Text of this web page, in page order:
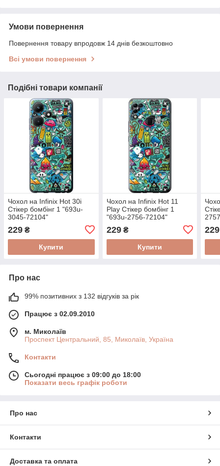
Умови повернення
Повернення товару впродовж 14 днів безкоштовно
Всі умови повернення
Подібні товари компанії
Чохол на Infinix Hot 30i
Стікер бомбінг 1 "693u-
3045-72104"
229 ₴
Купити
Чохол на Infinix Hot 11
Play Стікер бомбінг 1
"693u-2756-72104"
229₴
Купити
229
Про нас
99% позитивних з 132 відгуків за рік
Працює з 02.09.2010
м. Миколаїв
Проспект Центральний, 85, Миколаїв, Україна
Контакти
Сьогодні працює з 09:00 до 18:00
Показати весь графік роботи
Про нас
Контакти
Доставка та оплата